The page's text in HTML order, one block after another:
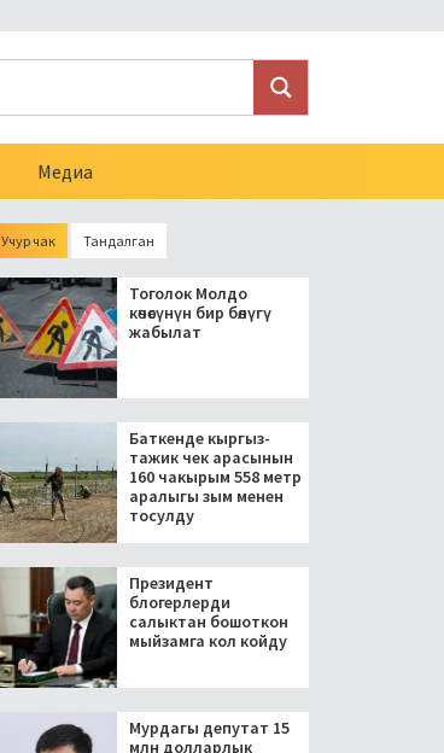
Медиа
асфальт төшөлөт
Учур чак Тандалган
Тоголок Молдо
көчөсүнүн бир бөлүгү
жабылат
Баткенде кыргыз-
тажик чек арасынын
160 чакырым 558 метр
аралыгы зым менен
тосулду
Президент
блогерлерди
салыктан бошоткон
мыйзамга кол койду
Мурдагы депутат 15
млн долларлык